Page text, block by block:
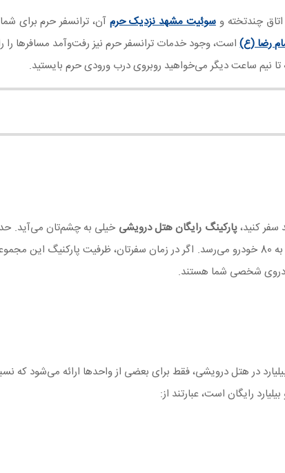
چندتخته وسوئیت مشهد نزدیک حرمآن، ترانسفر حرم برای
رضا (ع)است، وجود خدمات ترانسفر حرم نیز رفت‌وآمد مسافرها
نیم ساعت دیگر می‌خواهید روبروی درب ورودی حرم بایستید.
کنید،پارکینگ رایگان هتل درویشی خیلی به چشم‌تان می‌آید.
شخصی شما هستند.
در هتل درویشی، فقط برای بعضی از واحدها ارائه می‌شود که
رایگان است، عبارتند از: